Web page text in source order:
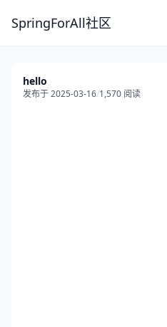
SpringForAll社区
hello
发布于 2025-03-16/1,570 阅读